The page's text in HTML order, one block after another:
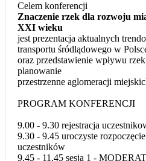
Celem konferencji
Znaczenie rzek dla rozwoju
XXI wieku
jest prezentacja aktualnych
transportu śródlądowego w
oraz przedstawienie wpływu
planowanie
przestrzenne aglomeracji
PROGRAM KONFERENCJI
9.00 - 9.30 rejestracja
9.30 - 9.45 uroczyste
uczestników
9.45 - 11.45 sesja 1 -